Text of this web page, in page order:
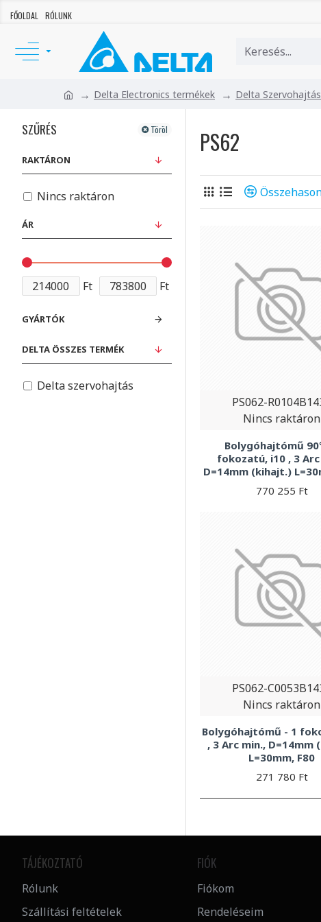
FŐOLDAL RÓLUNK
Delta Electronics termékek Delta Szervohajtás
SZŰRÉS Töröl
ÁR
Ft Ft
GYÁRTÓK
DELTA ÖSSZES TERMÉK
Delta szervohajtás
RAKTÁRON
Nincs raktáron
PS62
PS062-
Nincs raktáron
Bolygóhajtómű
fokozatú, i10 , 3
D=14mm (kihajt.)
770 255 Ft
PS062-
Nincs raktáron
Bolygóhajtómű - 1
, 3 Arc min., D=14mm
L=30mm, F80
271 780 Ft
TÁJÉKOZTATÓ
Rólunk
Szállítási feltételek
FIÓK
Fiókom
Rendeléseim